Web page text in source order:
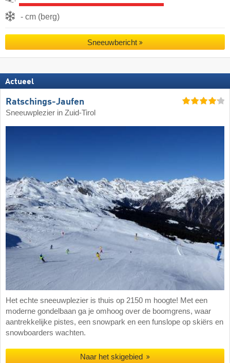
- cm (berg)
Sneeuwbericht
Actueel
Ratschings-Jaufen
Sneeuwplezier in Zuid-Tirol
Het echte sneeuwplezier is thuis op 2150 m hoogte! Met een
moderne gondelbaan ga je omhoog over de boomgrens, waar
aantrekkelijke pistes, een snowpark en een funslope op skiërs en
snowboarders wachten.
Naar het skigebied